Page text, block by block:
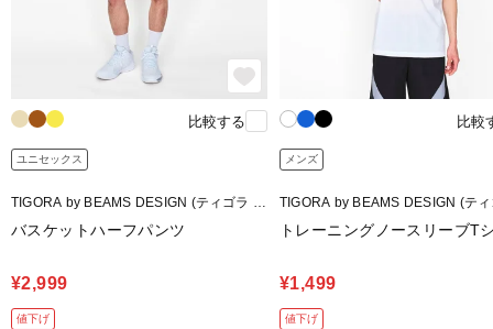
比較する
ユニセックス
TIGORA by BEAMS DESIGN (ティゴラ バ
バスケットハーフパンツ
¥2,999
値下げ
比較
メンズ
TIGORA by BEAMS DESIGN (テ
トレーニングノースリーブT
¥1,499
値下げ